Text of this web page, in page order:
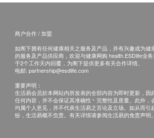
health.ESDlife】并没有经营或提
有关此服务/产品的错漏或延误，或
网购health.ESDlife概不负责。一
查询，须向提供服务之体检中心或
商户合作 / 加盟
如阁下拥有任何健康相关之服务及产品，并有兴趣成为健
的服务及产品供应商，欢迎与健康网购 health.ESDlife业
于2个工作天内回覆，为阁下提供更多有关合作详情。
电邮: partnership@esdlife.com
重要声明：
生活易会员於本网站内所发表的全部内容为即时更新，因
任何内容，并不会保证其准确性丶完整性及质量。此外，
均属个人意见，并不代表生活易之言论及立场。如从而引
纷，生活易概不负责。有关详情请参阅生活易的免责声明。